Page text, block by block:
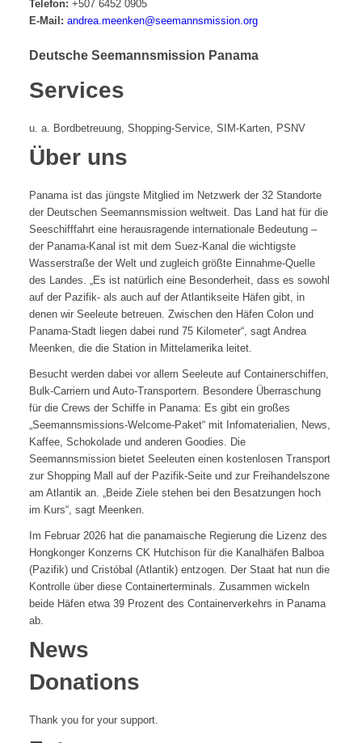
Telefon: +507 6452 0905
E-Mail: andrea.meenken@seemannsmission.org
Deutsche Seemannsmission Panama
Services
u. a. Bordbetreuung, Shopping-Service, SIM-Karten, PSNV
Über uns
Panama ist das jüngste Mitglied im Netzwerk der 32 Standorte
der Deutschen Seemannsmission weltweit. Das Land hat für die
Seeschifffahrt eine herausragende internationale Bedeutung –
der Panama-Kanal ist mit dem Suez-Kanal die wichtigste
Wasserstraße der Welt und zugleich größte Einnahme-Quelle
des Landes. „Es ist natürlich eine Besonderheit, dass es sowohl
auf der Pazifik- als auch auf der Atlantikseite Häfen gibt, in
denen wir Seeleute betreuen. Zwischen den Häfen Colon und
Panama-Stadt liegen dabei rund 75 Kilometer“, sagt Andrea
Meenken, die die Station in Mittelamerika leitet.
Besucht werden dabei vor allem Seeleute auf Containerschiffen,
Bulk-Carriern und Auto-Transportern. Besondere Überraschung
für die Crews der Schiffe in Panama: Es gibt ein großes
„Seemannsmissions-Welcome-Paket“ mit Infomaterialien, News,
Kaffee, Schokolade und anderen Goodies. Die
Seemannsmission bietet Seeleuten einen kostenlosen Transport
zur Shopping Mall auf der Pazifik-Seite und zur Freihandelszone
am Atlantik an. „Beide Ziele stehen bei den Besatzungen hoch
im Kurs“, sagt Meenken.
Im Februar 2026 hat die panamaische Regierung die Lizenz des
Hongkonger Konzerns CK Hutchison für die Kanalhäfen Balboa
(Pazifik) und Cristóbal (Atlantik) entzogen. Der Staat hat nun die
Kontrolle über diese Containerterminals. Zusammen wickeln
beide Häfen etwa 39 Prozent des Containerverkehrs in Panama
ab.
News
Donations
Thank you for your support.